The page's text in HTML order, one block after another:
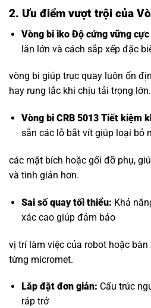
2. Ưu điểm vượt trội của
Vòng bi ikoĐộ cứng vững cực
lăn lớn và cách sắp xếp đặc
vòng bi giúp trục quay luôn ổn
hay rung lắc khi chịu tải trọng lớn.
Vòng bi CRB 5013 Tiết kiệm
sẵn các lỗ bắt vít giúp loại bỏ
các mặt bích hoặc gối đỡ phụ,
và tinh giản hơn.
Sai số quay tối thiểu: Khả
xác cao giúp đảm bảo
vị trí làm việc của robot hoặc
từng micromet.
Lắp đặt đơn giản: Cấu trúc
ráp trở